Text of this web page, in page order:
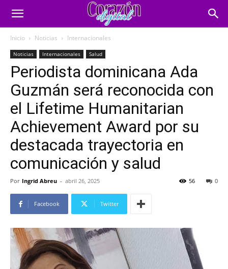
Inicio Noticias Internacionales
Noticias Internacionales Salud
Periodista dominicana Ada
Guzmán será reconocida con
el Lifetime Humanitarian
Achievement Award por su
destacada trayectoria en
comunicación y salud
Por Ingrid Abreu - abril 26, 2025 0
56
Facebook Twitter